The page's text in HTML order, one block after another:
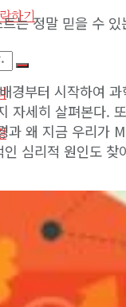
루킹 홈페이지 이용약
하기
하기
는 정말 믿을 수 있
.
경부터 시작하여
자세히 살펴본다.
과 왜 지금 우리가
심리적 원인도 찾